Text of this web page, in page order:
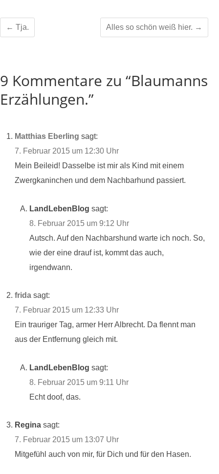
← Tja. Alles so schön weiß hier. →
9 Kommentare zu “Blaumanns
Erzählungen.”
Matthias Eberling sagt:
7. Februar 2015 um 12:30 Uhr
Mein Beileid! Dasselbe ist mir als Kind mit einem
Zwergkaninchen und dem Nachbarhund passiert.
LandLebenBlog sagt:
8. Februar 2015 um 9:12 Uhr
Autsch. Auf den Nachbarshund warte ich noch. So,
wie der eine drauf ist, kommt das auch,
irgendwann.
frida sagt:
7. Februar 2015 um 12:33 Uhr
Ein trauriger Tag, armer Herr Albrecht. Da flennt man
aus der Entfernung gleich mit.
LandLebenBlog sagt:
8. Februar 2015 um 9:11 Uhr
Echt doof, das.
Regina sagt:
7. Februar 2015 um 13:07 Uhr
Mitgefühl auch von mir, für Dich und für den Hasen.